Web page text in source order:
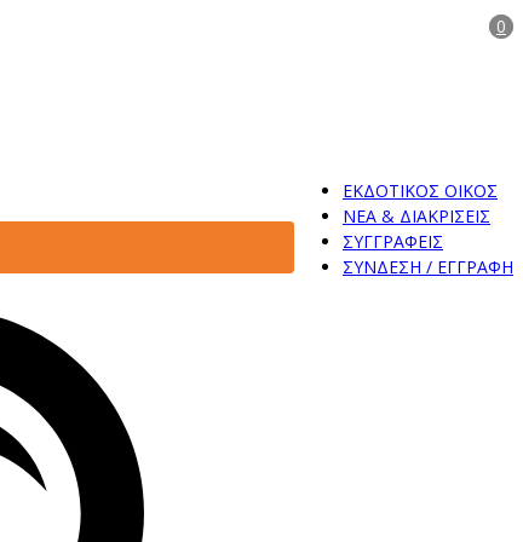
ΕΚΔΟΤΙΚΟΣ ΟΙΚΟΣ
ΝΕΑ & ΔΙΑΚΡΙΣΕΙΣ
ΣΥΓΓΡΑΦΕΙΣ
ΣΥΝΔΕΣΗ / ΕΓΓΡΑΦΗ
0